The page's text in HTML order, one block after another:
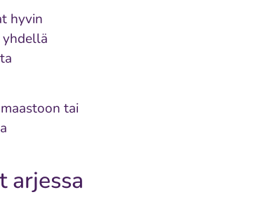
hyvin
yhdellä
tai
arjessa